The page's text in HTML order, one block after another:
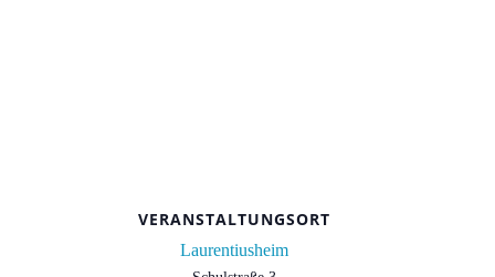
VERANSTALTUNGSORT
Laurentiusheim